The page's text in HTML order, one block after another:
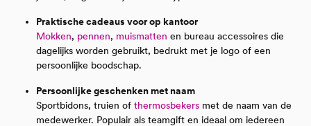
Praktische cadeaus voor op kantoor
Mokken, pennen, muismatten en bureau accessoires die
dagelijks worden gebruikt, bedrukt met je logo of een
persoonlijke boodschap.
Persoonlijke geschenken met naam
Sportbidons, truien of thermosbekers met de naam van de
medewerker. Populair als teamgift en ideaal om iedereen